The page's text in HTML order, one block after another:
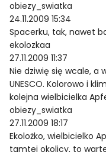
obiezy_swiatka
24.11.2009 15:34
Spacerku, tak, nawet
ekolozkaa
27.11.2009 11:37
Nie dziwię się wcale, a
UNESCO. Kolorowo i
kolejna wielbicielka
obiezy_swiatka
27.11.2009 18:17
Ekolożko, wielbicielko
tamtej okolicy, to